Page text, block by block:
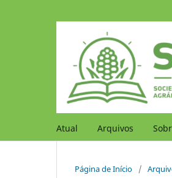
Atual Arquivos
Página de Início /